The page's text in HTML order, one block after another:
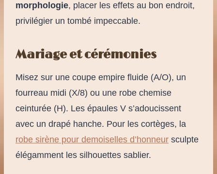
morphologie, placer les effets au bon endroit,
privilégier un tombé impeccable.
Mariage et cérémonies
Misez sur une coupe empire fluide (A/O), un
fourreau midi (X/8) ou une robe chemise
ceinturée (H). Les épaules V s’adoucissent
avec un drapé hanche. Pour les cortèges, la
robe sirène pour demoiselles d’honneur sculpte
élégamment les silhouettes sablier.